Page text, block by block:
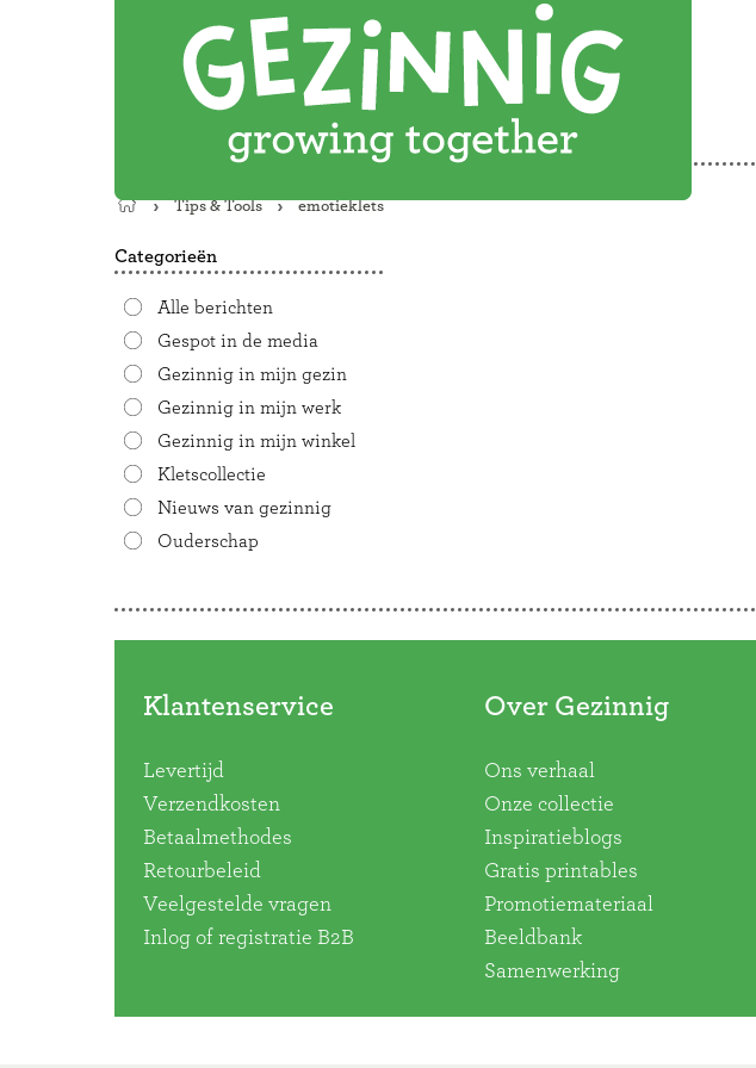
Terug
de
Tips & Tools emotieklets
Categorieën
Alle berichten
Gespot in de media
Gezinnig in mijn gezin
Gezinnig in mijn werk
Gezinnig in mijn winkel
Kletscollectie
Nieuws van gezinnig
Ouderschap
Klantenservice
Levertijd
Verzendkosten
Betaalmethodes
Retourbeleid
Veelgestelde vragen
Inlog of registratie B2B
Over Gezinnig
Ons verhaal
Onze collectie
Inspiratieblogs
Gratis printables
Promotiemateriaal
Beeldbank
Samenwerking